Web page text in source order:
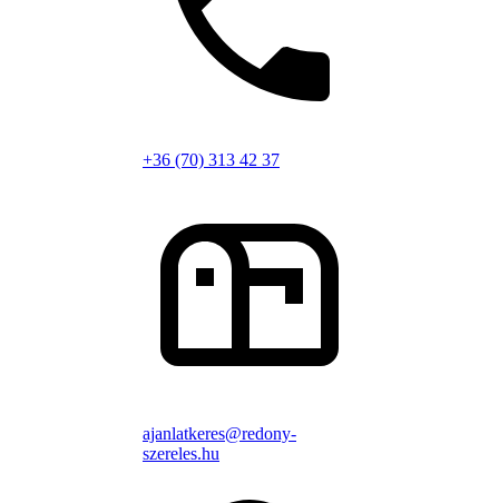
+36 (70) 313 42 37
ajanlatkeres@redony-
szereles.hu